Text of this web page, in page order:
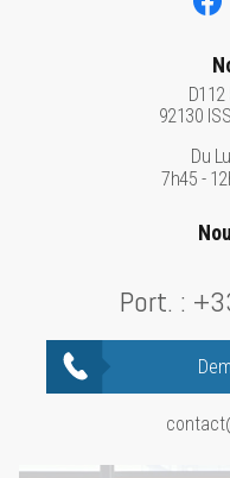
92130
Du
7h45 -
Port. :